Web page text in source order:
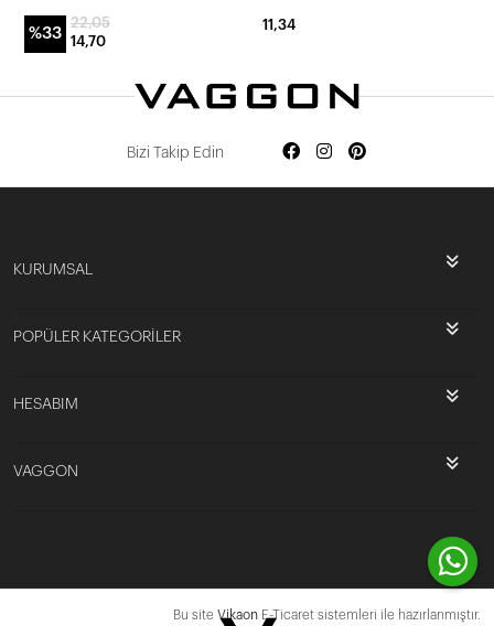
%33
22,05
14,70
11,34
Bizi Takip Edin
KURUMSAL
POPÜLER KATEGORİLER
HESABIM
VAGGON
Bu site Vikaon E-Ticaret sistemleri ile hazırlanmıştır.